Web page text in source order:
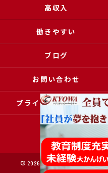
高収入
働きやすい
ブログ
お問い合わせ
プライバシーポリシー
© 2026 大阪で運送の求人なら協和